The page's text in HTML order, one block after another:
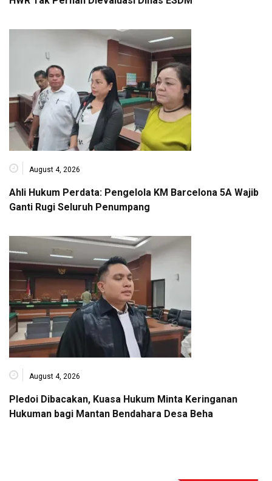
August 4, 2026
Ahli Hukum Perdata: Pengelola KM Barcelona 5A Wajib
Ganti Rugi Seluruh Penumpang
August 4, 2026
Pledoi Dibacakan, Kuasa Hukum Minta Keringanan
Hukuman bagi Mantan Bendahara Desa Beha